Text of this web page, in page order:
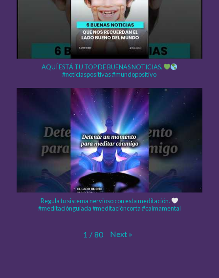
AQUÍ ESTÁ TU TOP DE BUENAS NOTICIAS.
#noticiaspositivas #mundopositivo
Regula tu sistema nervioso con esta meditación.
#meditaciónguiada #meditacióncorta #calmamental
1 / 80 Next »